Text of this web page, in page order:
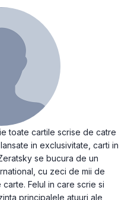
toate cartile scrise de catre
in exclusivitate, carti in
se bucura de un
cu zeci de mii de
Felul in care scrie si
principalele atuuri ale